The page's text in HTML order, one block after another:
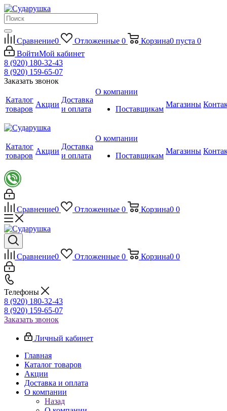
Сравнение0 Отложенные 0 Корзина0 пуста 0
ВойтиМой кабинет
8 (920) 180-32-43
8 (920) 159-65-07
Заказать звонок
Каталог
товаров
Акции
Доставка
и оплата
О компании
Поставщикам
Магазины
Каталог
товаров
Акции
Доставка
и оплата
О компании
Поставщикам
Магазины
Сравнение0 Отложенные 0 Корзина0 0
Сравнение0 Отложенные 0 Корзина0 0
Телефоны
8 (920) 180-32-43
8 (920) 159-65-07
Заказать звонок
Личный кабинет
Главная
Каталог товаров
Акции
Доставка и оплата
О компании
Назад